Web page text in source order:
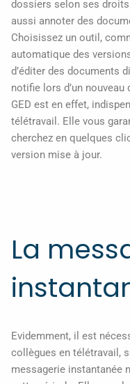
dossiers selon ses
aussi annoter des
Choisissez un outil,
automatique des
d’éditer des documents
notifie lors d’un
GED est en effet,
télétravail. Elle vous
cherchez en quelques
version mise à jour.
La
Evidemment, il est
collègues en télétravail,
messagerie instantanée